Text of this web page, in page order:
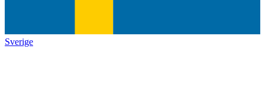
Sverige